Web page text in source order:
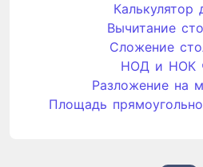
Калькулятор
Вычитание
Сложение
НОД и НОК
Разложение на
Площадь